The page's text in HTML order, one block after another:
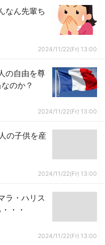
なん先輩ち
2024/11/22(Fr) 13:00
の自由を尊
のか？
2024/11/22(Fr) 13:00
の子供を産
2024/11/22(Fr) 13:00
ラ・ハリス
・・
2024/11/22(Fr) 13:00